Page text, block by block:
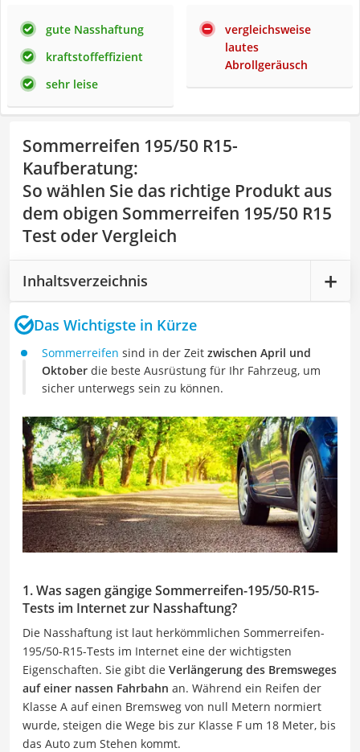
gute Nasshaftung
kraftstoffeffizient
sehr leise
vergleichsweise
lautes
Abrollgeräusch
Sommerreifen 195/50 R15-
Kaufberatung:
So wählen Sie das richtige Produkt aus
dem obigen Sommerreifen 195/50 R15
Test oder Vergleich
Inhaltsverzeichnis
Das Wichtigste in Kürze
Sommerreifen sind in der Zeit zwischen April und
Oktober die beste Ausrüstung für Ihr Fahrzeug, um
sicher unterwegs sein zu können.
1. Was sagen gängige Sommerreifen-195/50-R15-
Tests im Internet zur Nasshaftung?
Die Nasshaftung ist laut herkömmlichen Sommerreifen-
195/50-R15-Tests im Internet eine der wichtigsten
Eigenschaften. Sie gibt die Verlängerung des Bremsweges
auf einer nassen Fahrbahn an. Während ein Reifen der
Klasse A auf einen Bremsweg von null Metern normiert
wurde, steigen die Wege bis zur Klasse F um 18 Meter, bis
das Auto zum Stehen kommt.